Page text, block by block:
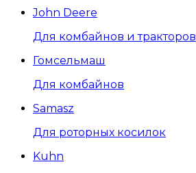
John Deere
Для комбайнов и тракторов
Гомсельмаш
Для комбайнов
Samasz
Для роторных косилок
Kuhn